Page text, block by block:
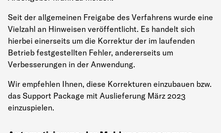
Seit der allgemeinen Freigabe des Verfahrens wurde eine
Vielzahl an Hinweisen veröffentlicht. Es handelt sich
hierbei einerseits um die Korrektur der im laufenden
Betrieb festgestellten Fehler, andererseits um
Verbesserungen in der Anwendung.
Wir empfehlen Ihnen, diese Korrekturen einzubauen bzw.
das Support Package mit Auslieferung März 2023
einzuspielen.